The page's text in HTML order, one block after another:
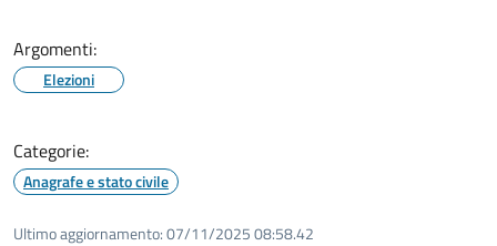
Argomenti:
Elezioni
Categorie:
Anagrafe e stato civile
Ultimo aggiornamento:07/11/2025 08:58.42